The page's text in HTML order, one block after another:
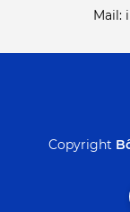
Mail:
Copyright